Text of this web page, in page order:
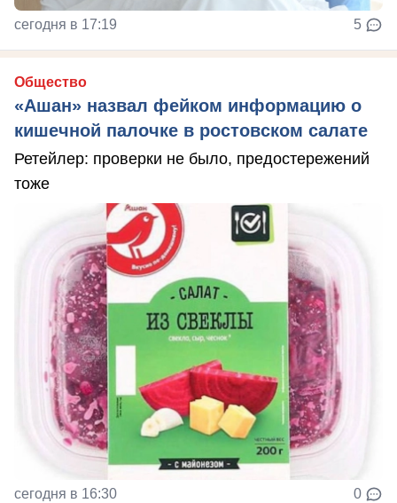
сегодня в 17:19 5
Общество
«Ашан» назвал фейком информацию о
кишечной палочке в ростовском салате
Ретейлер: проверки не было, предостережений
тоже
сегодня в 16:30 0